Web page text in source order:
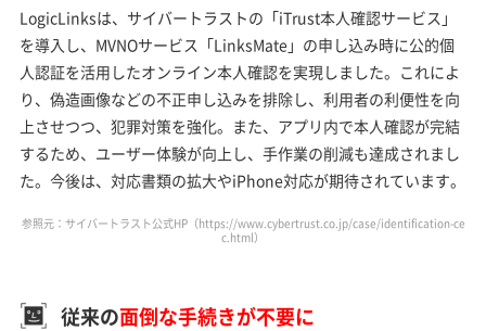
LogicLinksは、サイバートラストの「iTrust本人確認サービス」
を導入し、MVNOサービス「LinksMate」の申し込み時に公的個
人認証を活用したオンライン本人確認を実現しました。これによ
り、偽造画像などの不正申し込みを排除し、利用者の利便性を向
上させつつ、犯罪対策を強化。また、アプリ内で本人確認が完結
するため、ユーザー体験が向上し、手作業の削減も達成されまし
た。今後は、対応書類の拡大やiPhone対応が期待されています。
参照元：サイバートラスト公式HP（https://www.cybertrust.co.jp/case/identification-ce
c.html）
従来の面倒な手続きが不要に